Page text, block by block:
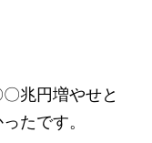
兆円増やせと
たです。